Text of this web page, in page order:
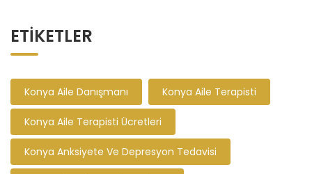
ETIKETLER
Konya Aile Danışmanı Konya Aile Terapisti
Konya Aile Terapisti Ücretleri
Konya Anksiyete Ve Depresyon Tedavisi